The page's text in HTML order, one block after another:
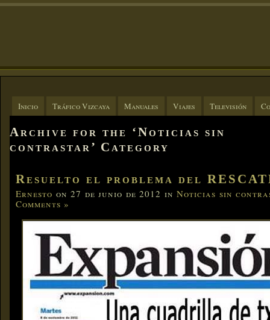
Inicio Tráfico Vizcaya Manuales Viajes Televisión
Archive for the ‘Noticias sin
contrastar’ Category
Resuelto el problema del
Ernesto on 27 de junio de 2012 inNoticias sin
Comments »